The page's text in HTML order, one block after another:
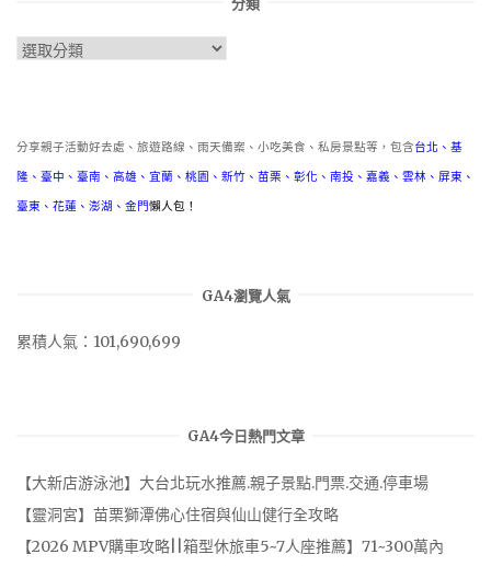
分
分享親子活動好去處、旅遊路線、雨天備案、小吃美食、私房景點等，包含台北 、 基
隆 、 臺中 、 臺南 、 高雄 、 宜蘭 、 桃園 、 新竹 、 苗栗 、 彰化 、 南投 、 嘉義 、 雲林 、 屏東 、
臺東 、 花蓮 、 澎湖 、 金門懶人包！
GA4瀏覽人氣
累積人氣：101,690,699
GA4今日熱門文章
【大新店游泳池】大台北玩水推薦.親子景點.門票.交通.停車場
【靈洞宮】苗栗獅潭佛心住宿與仙山健行全攻略
【2026 MPV購車攻略||箱型休旅車5~7人座推薦】71~300萬內